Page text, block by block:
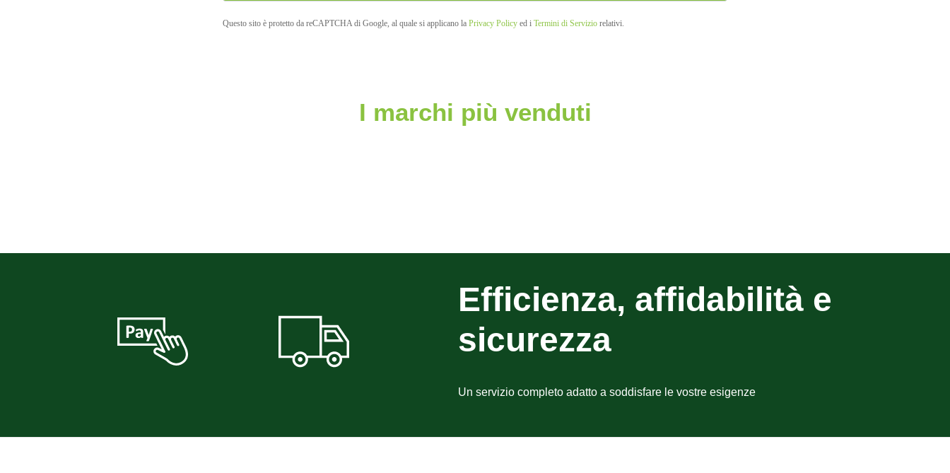
Questo sito è protetto da reCAPTCHA di Google, al quale si applicano laPrivacy Policy ed iTermini di Servizio relativi.
I marchi più venduti
Efficienza, affidabilità e
sicurezza
Un servizio completo adatto a soddisfare le vostre esigenze